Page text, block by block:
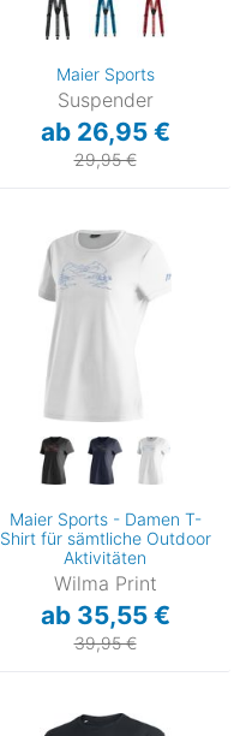
Maier Sports
Suspender
ab 26,95 €
29,95 €
Maier Sports - Damen T-
Shirt für sämtliche Outdoor
Aktivitäten
Wilma Print
ab 35,55 €
39,95 €